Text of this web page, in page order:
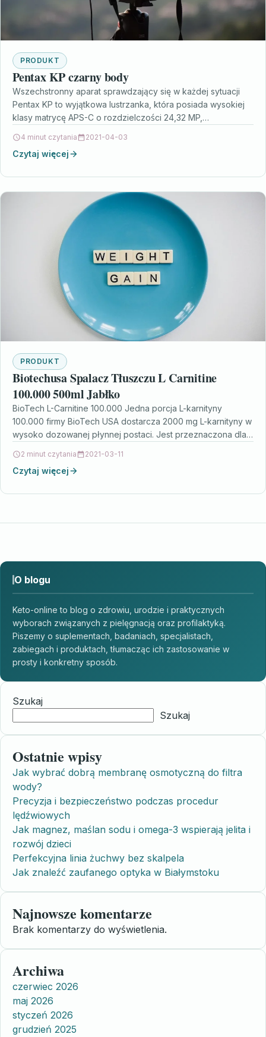
PRODUKT
Pentax KP czarny body
Wszechstronny aparat sprawdzający się w każdej sytuacji
Pentax KP to wyjątkowa lustrzanka, która posiada wysokiej
klasy matrycę APS-C o rozdzielczości 24,32 MP,
4 minut czytania 2021-04-03
Czytaj więcej
PRODUKT
Biotechusa Spalacz Tłuszczu L Carnitine
100.000 500ml Jabłko
BioTech L-Carnitine 100.000 Jedna porcja L-karnityny
100.000 firmy BioTech USA dostarcza 2000 mg L-karnityny w
wysoko dozowanej płynnej postaci. Jest przeznaczona dla
2 minut czytania 2021-03-11
Czytaj więcej
O blogu
Keto-online to blog o zdrowiu, urodzie i praktycznych
wyborach związanych z pielęgnacją oraz profilaktyką.
Piszemy o suplementach, badaniach, specjalistach,
zabiegach i produktach, tłumacząc ich zastosowanie w
prosty i konkretny sposób.
Szukaj
Szukaj
Ostatnie wpisy
Jak wybrać dobrą membranę osmotyczną do filtra
wody?
Precyzja i bezpieczeństwo podczas procedur
lędźwiowych
Jak magnez, maślan sodu i omega-3 wspierają jelita i
rozwój dzieci
Perfekcyjna linia żuchwy bez skalpela
Jak znaleźć zaufanego optyka w Białymstoku
Najnowsze komentarze
Brak komentarzy do wyświetlenia.
Archiwa
czerwiec 2026
maj 2026
styczeń 2026
grudzień 2025